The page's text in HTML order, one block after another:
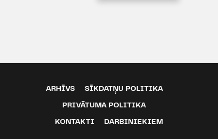
ARHĪVS SĪKDATŅU POLITIKA
PRIVĀTUMA POLITIKA
KONTAKTI DARBINIEKIEM